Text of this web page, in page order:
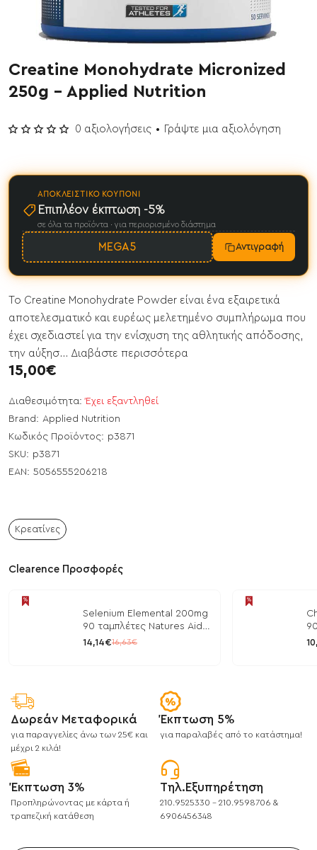
Έχει εξαντληθεί
Creatine Monohydrate Micronized
250g - Applied Nutrition
Διαθεσιμότητα: Έχει εξαντληθεί
Brand: Applied Nutrition
Κωδικός Προϊόντος: p3871
SKU: p3871
EAN: 5056555206218
0 αξιολογήσεις • Γράψτε μια αξιολόγηση
15,00€
ΑΠΟΚΛΕΙΣΤΙΚΌ ΚΟΥΠΌΝΙ
Επιπλέον έκπτωση -5%
σε όλα τα προϊόντα · για περιορισμένο διάστημα
MEGA5 Αντιγραφή
Το Creatine Monohydrate Powder είναι ένα εξαιρετικά
αποτελεσματικό και ευρέως μελετημένο συμπλήρωμα που
έχει σχεδιαστεί για την ενίσχυση της αθλητικής απόδοσης,
την αύξησ... Διαβάστε περισσότερα
Κρεατίνες
Clearence Προσφορές
Selenium Elemental 200mg
90 ταμπλέτες Natures Aid
/ Μέταλλα
14,14€16,63€
/
Δωρεάν Μεταφορικά
για παραγγελίες άνω των 25€ και
μέχρι 2 κιλά!
Έκπτωση 5%
για παραλαβές από το κατάστημα!
Έκπτωση 3%
Προπληρώνοντας με κάρτα ή
τραπεζική κατάθεση
Τηλ.Εξυπηρέτηση
210.9525330 - 210.9598706 &
6906456348